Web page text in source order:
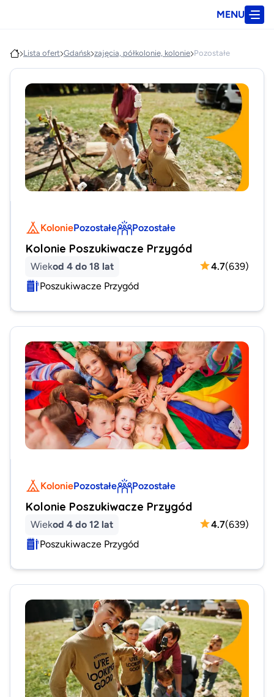
MENU
Lista ofert Gdańsk zajęcia, półkolonie, kolonie Pozostałe
KoloniePozostałe Pozostałe
Kolonie Poszukiwacze Przygód
Wiekod 4 do 18 lat 4.7(639)
Poszukiwacze Przygód
KoloniePozostałe Pozostałe
Kolonie Poszukiwacze Przygód
Wiekod 4 do 12 lat 4.7(639)
Poszukiwacze Przygód